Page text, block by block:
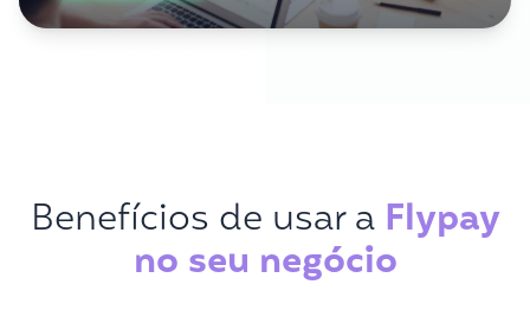
Benefícios de usar a Flypay
no seu negócio